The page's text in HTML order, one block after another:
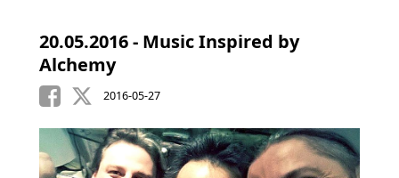
20.05.2016 - Music Inspired by
Alchemy
2016-05-27